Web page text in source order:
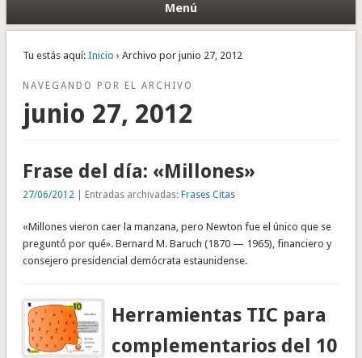
Menú
Tu estás aquí: Inicio › Archivo por junio 27, 2012
NAVEGANDO POR EL ARCHIVO
junio 27, 2012
Frase del día: «Millones»
27/06/2012 | Entradas archivadas: Frases Citas
«Millones vieron caer la manzana, pero Newton fue el único que se
preguntó por qué». Bernard M. Baruch (1870 — 1965), financiero y
consejero presidencial demócrata estaunidense.
Herramientas TIC para
complementarios del 10